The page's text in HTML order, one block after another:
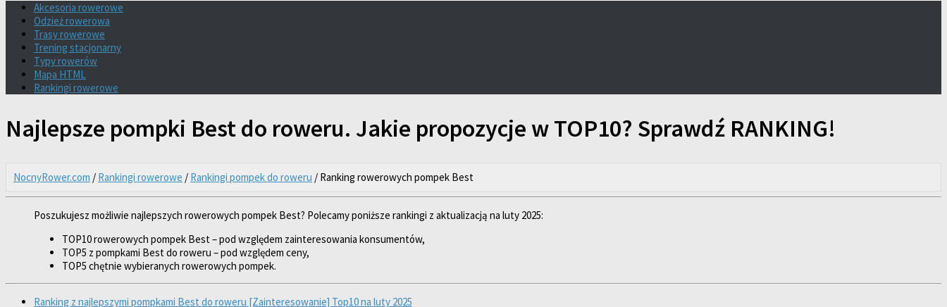
Akcesoria rowerowe
Odzież rowerowa
Trasy rowerowe
Trening stacjonarny
Typy rowerów
Mapa HTML
Rankingi rowerowe
Najlepsze pompki Best do roweru. Jakie propozycje w TOP10? Sprawdź RANKING!
NocnyRower.com / Rankingi rowerowe / Rankingi pompek do roweru / Ranking rowerowych pompek Best
Poszukujesz możliwie najlepszych rowerowych pompek Best? Polecamy poniższe rankingi z aktualizacją na luty 2025:
TOP10 rowerowych pompek Best – pod względem zainteresowania konsumentów,
TOP5 z pompkami Best do roweru – pod względem ceny,
TOP5 chętnie wybieranych rowerowych pompek.
Ranking z najlepszymi pompkami Best do roweru [Zainteresowanie] Top10 na luty 2025